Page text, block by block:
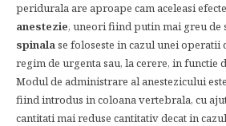
peridurala are aproape cam aceleasi
anestezie, uneori fiind putin mai greu de
spinalase foloseste in cazul unei operatii
regim de urgenta sau, la cerere, in functie
Modul de administrare al anestezicului
fiind introdus in coloana vertebrala, cu
cantitati mai reduse cantitativ decat in